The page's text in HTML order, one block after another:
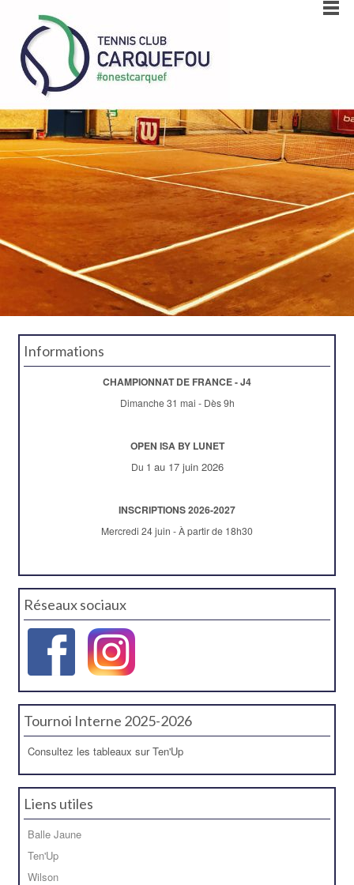
Informations
CHAMPIONNAT DE FRANCE - J4
Dimanche 31 mai - Dès 9h
OPEN ISA BY LUNET
Du 1 au 17 juin 2026
INSCRIPTIONS 2026-2027
Mercredi 24 juin - À partir de 18h30
Réseaux sociaux
Tournoi Interne 2025-2026
Consultez les tableaux sur Ten'Up
Liens utiles
Balle Jaune
Ten'Up
Wilson